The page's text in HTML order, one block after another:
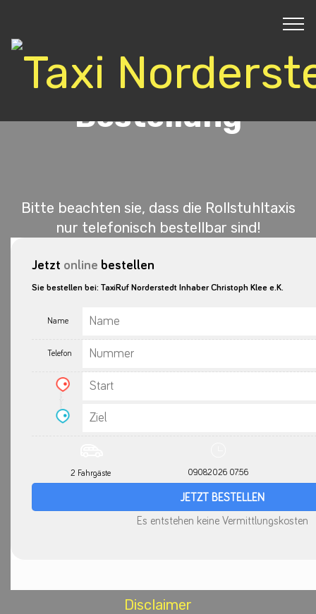
Bestellung
Bitte beachten sie, dass die Rollstuhltaxis
nur telefonisch bestellbar sind!
Disclaimer